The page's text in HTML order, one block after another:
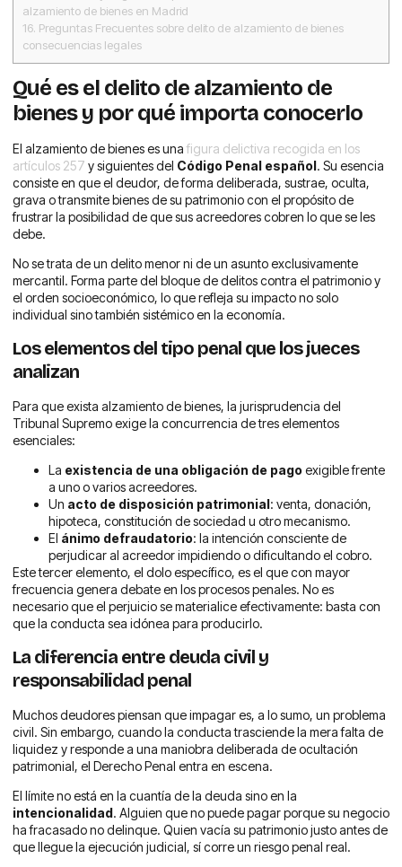
alzamiento de bienes en Madrid
16. Preguntas Frecuentes sobre delito de alzamiento de bienes
consecuencias legales
Qué es el delito de alzamiento de
bienes y por qué importa conocerlo
El alzamiento de bienes es una figura delictiva recogida en los
artículos 257 y siguientes del Código Penal español. Su esencia
consiste en que el deudor, de forma deliberada, sustrae, oculta,
grava o transmite bienes de su patrimonio con el propósito de
frustrar la posibilidad de que sus acreedores cobren lo que se les
debe.
No se trata de un delito menor ni de un asunto exclusivamente
mercantil. Forma parte del bloque de delitos contra el patrimonio y
el orden socioeconómico, lo que refleja su impacto no solo
individual sino también sistémico en la economía.
Los elementos del tipo penal que los jueces
analizan
Para que exista alzamiento de bienes, la jurisprudencia del
Tribunal Supremo exige la concurrencia de tres elementos
esenciales:
La existencia de una obligación de pago exigible frente
a uno o varios acreedores.
Un acto de disposición patrimonial: venta, donación,
hipoteca, constitución de sociedad u otro mecanismo.
El ánimo defraudatorio: la intención consciente de
perjudicar al acreedor impidiendo o dificultando el cobro.
Este tercer elemento, el dolo específico, es el que con mayor
frecuencia genera debate en los procesos penales. No es
necesario que el perjuicio se materialice efectivamente: basta con
que la conducta sea idónea para producirlo.
La diferencia entre deuda civil y
responsabilidad penal
Muchos deudores piensan que impagar es, a lo sumo, un problema
civil. Sin embargo, cuando la conducta trasciende la mera falta de
liquidez y responde a una maniobra deliberada de ocultación
patrimonial, el Derecho Penal entra en escena.
El límite no está en la cuantía de la deuda sino en la
intencionalidad. Alguien que no puede pagar porque su negocio
ha fracasado no delinque. Quien vacía su patrimonio justo antes de
que llegue la ejecución judicial, sí corre un riesgo penal real.